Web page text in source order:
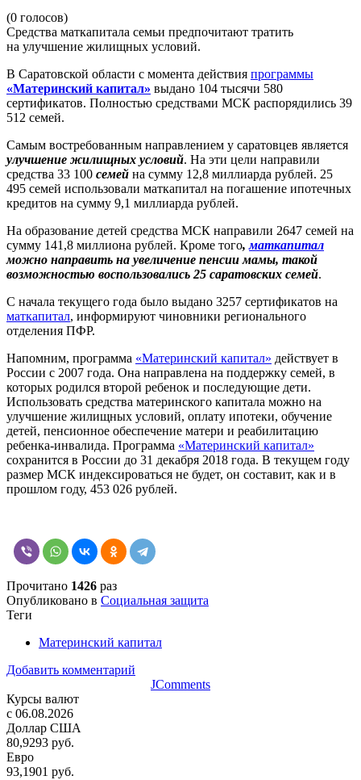
(0 голосов)
Средства маткапитала семьи предпочитают тратить
на улучшение жилищных условий.
В Саратовской области с момента действия программы
«Материнский капитал» выдано 104 тысячи 580
сертификатов. Полностью средствами МСК распорядились 39
512 семей.
Самым востребованным направлением у саратовцев является
улучшение жилищных условий. На эти цели направили
средства 33 100 семей на сумму 12,8 миллиарда рублей. 25
495 семей использовали маткапитал на погашение ипотечных
кредитов на сумму 9,1 миллиарда рублей.
На образование детей средства МСК направили 2647 семей на
сумму 141,8 миллиона рублей. Кроме того,маткапитал
можно направить на увеличение пенсии мамы, такой
возможностью воспользовались 25 саратовских семей.
С начала текущего года было выдано 3257 сертификатов на
маткапитал, информируют чиновники регионального
отделения ПФР.
Напомним, программа «Материнский капитал» действует в
России с 2007 года. Она направлена на поддержку семей, в
которых родился второй ребенок и последующие дети.
Использовать средства материнского капитала можно на
улучшение жилищных условий, оплату ипотеки, обучение
детей, пенсионное обеспечение матери и реабилитацию
ребенка-инвалида. Программа «Материнский капитал»
сохранится в России до 31 декабря 2018 года. В текущем году
размер МСК индексироваться не будет, он составит, как и в
прошлом году, 453 026 рублей.
Прочитано 1426 раз
Опубликовано в Социальная защита
Теги
Материнский капитал
Добавить комментарий
JComments
Курсы валют
c 06.08.2026
Доллар США
80,9293 руб.
Евро
93,1901 руб.